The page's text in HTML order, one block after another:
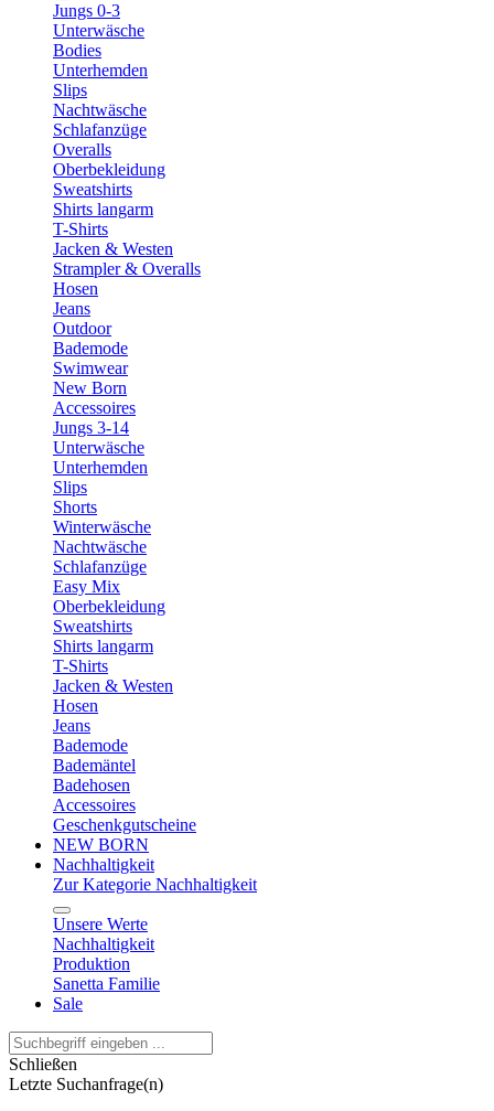
Jungs 0-3
Unterwäsche
Bodies
Unterhemden
Slips
Nachtwäsche
Schlafanzüge
Overalls
Oberbekleidung
Sweatshirts
Shirts langarm
T-Shirts
Jacken & Westen
Strampler & Overalls
Hosen
Jeans
Outdoor
Bademode
Swimwear
New Born
Accessoires
Jungs 3-14
Unterwäsche
Unterhemden
Slips
Shorts
Winterwäsche
Nachtwäsche
Schlafanzüge
Easy Mix
Oberbekleidung
Sweatshirts
Shirts langarm
T-Shirts
Jacken & Westen
Hosen
Jeans
Bademode
Bademäntel
Badehosen
Accessoires
Geschenkgutscheine
NEW BORN
Nachhaltigkeit
Zur Kategorie Nachhaltigkeit
Unsere Werte
Nachhaltigkeit
Produktion
Sanetta Familie
Sale
Schließen
Letzte Suchanfrage(n)